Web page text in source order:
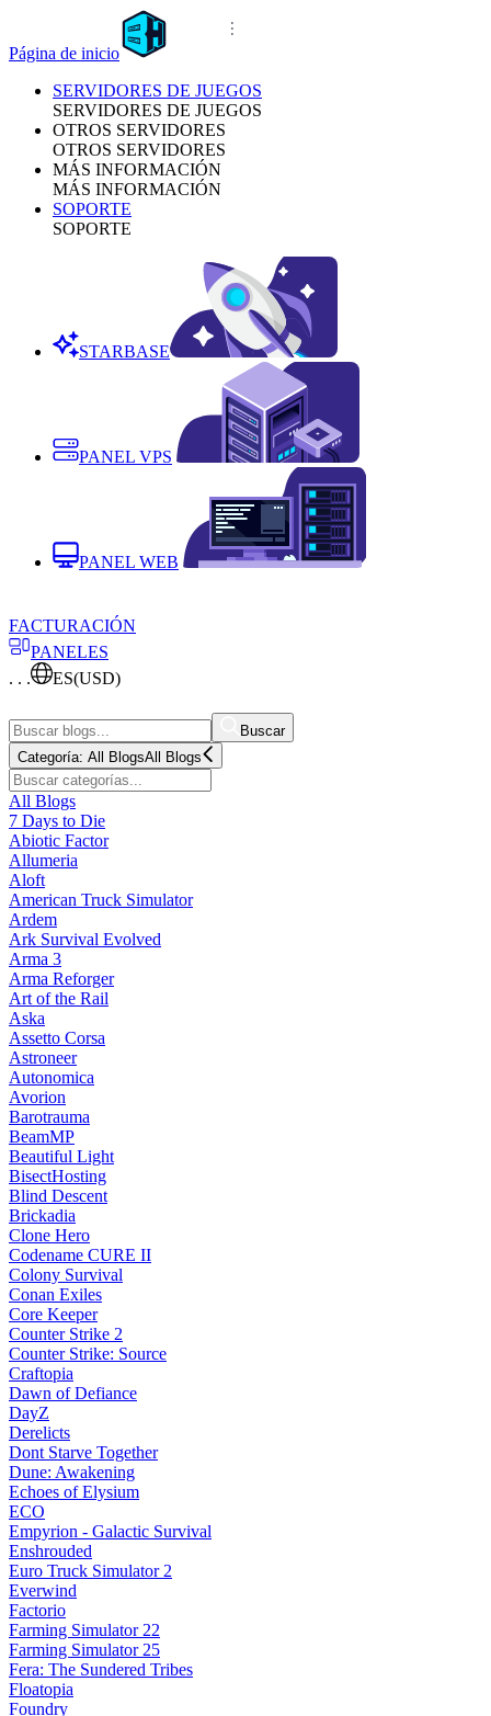
Página de inicio
SERVIDORES DE JUEGOS
SERVIDORES DE JUEGOS
OTROS SERVIDORES
OTROS SERVIDORES
MÁS INFORMACIÓN
MÁS INFORMACIÓN
SOPORTE
SOPORTE
STARBASE
PANEL VPS
PANEL WEB
FACTURACIÓN
PANELES
. . .
ES(USD)
Buscar
Categoría: All BlogsAll Blogs
All Blogs
7 Days to Die
Abiotic Factor
Allumeria
Aloft
American Truck Simulator
Ardem
Ark Survival Evolved
Arma 3
Arma Reforger
Art of the Rail
Aska
Assetto Corsa
Astroneer
Autonomica
Avorion
Barotrauma
BeamMP
Beautiful Light
BisectHosting
Blind Descent
Brickadia
Clone Hero
Codename CURE II
Colony Survival
Conan Exiles
Core Keeper
Counter Strike 2
Counter Strike: Source
Craftopia
Dawn of Defiance
DayZ
Derelicts
Dont Starve Together
Dune: Awakening
Echoes of Elysium
ECO
Empyrion - Galactic Survival
Enshrouded
Euro Truck Simulator 2
Everwind
Factorio
Farming Simulator 22
Farming Simulator 25
Fera: The Sundered Tribes
Floatopia
Foundry